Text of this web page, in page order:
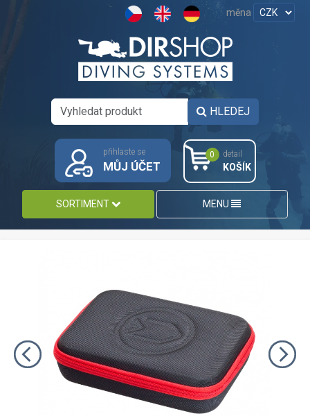
měna
HLEDEJ
přihlaste se
MŮJ ÚČET
0 detail
KOŠÍK
SORTIMENT MENU